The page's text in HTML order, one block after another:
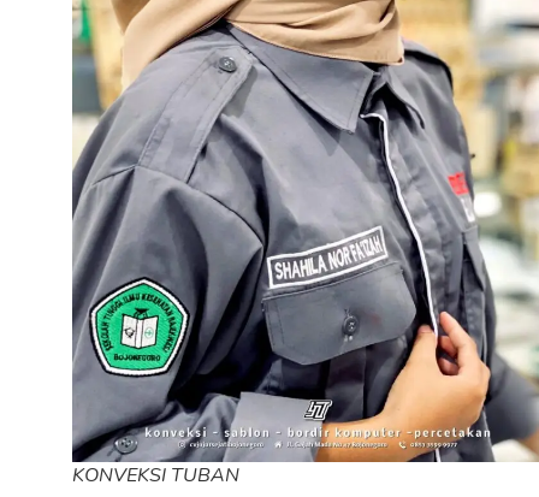
KONVEKSI TUBAN